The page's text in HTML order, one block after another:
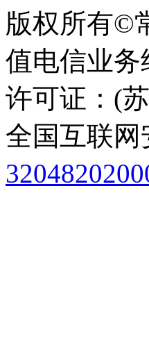
版权所有©
值电信业
许可证：(
全国互联